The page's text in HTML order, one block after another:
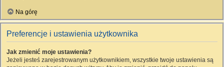
Na górę
Preferencje i ustawienia użytkownika
Jak zmienić moje ustawienia?
Jeżeli jesteś zarejestrowanym użytkownikiem, wszystkie twoje ustawienia są